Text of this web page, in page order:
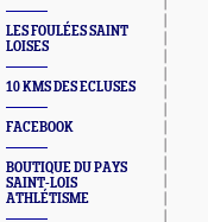
LES FOULÉES SAINT
LOISES
10 KMS DES ECLUSES
FACEBOOK
BOUTIQUE DU PAYS
SAINT-LOIS
ATHLÉTISME